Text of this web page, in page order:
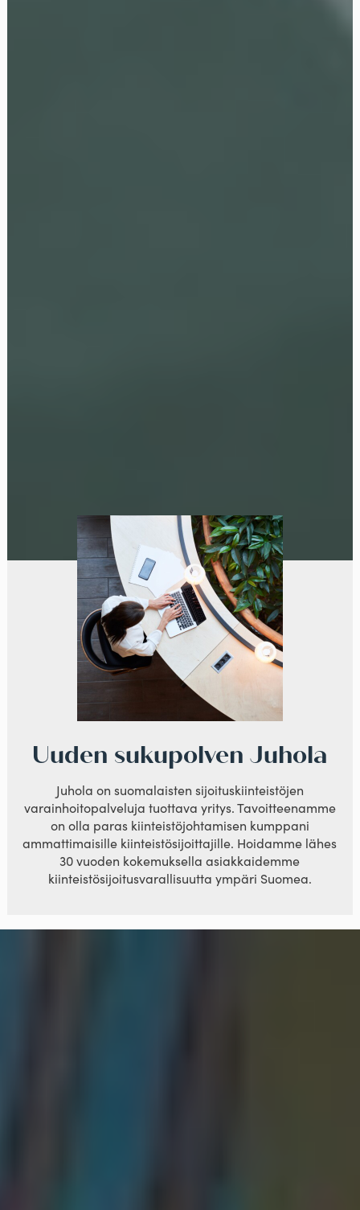
Uuden sukupolven Juhola
Juhola on suomalaisten sijoituskiinteistöjen
varainhoitopalveluja tuottava yritys. Tavoitteenamme
on olla paras kiinteistöjohtamisen kumppani
ammattimaisille kiinteistösijoittajille. Hoidamme lähes
30 vuoden kokemuksella asiakkaidemme
kiinteistösijoitusvarallisuutta ympäri Suomea.